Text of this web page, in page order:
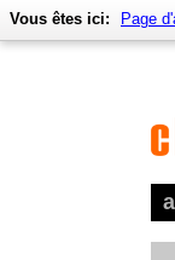
Vous êtes ici: Page